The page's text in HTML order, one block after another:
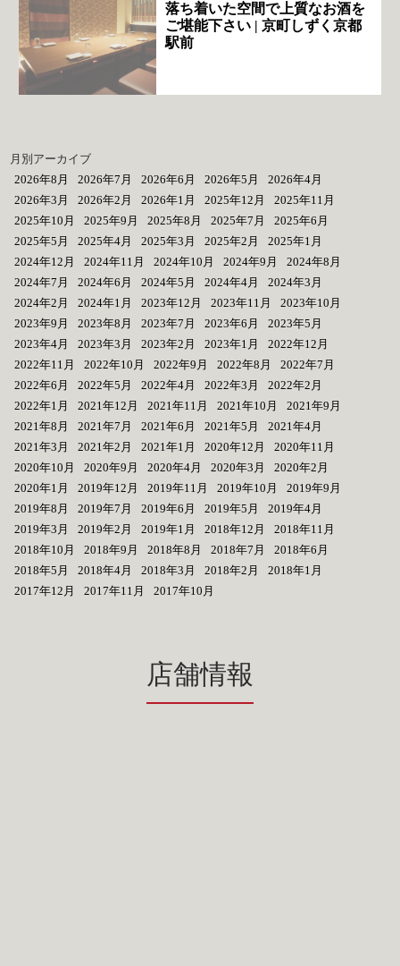
落ち着いた空間で上質なお酒を
ご堪能下さい | 京町しずく京都
駅前
月別アーカイブ
2026年8月
2026年7月 2026年6月 2026年5月
2026年4月
2026年3月
2026年2月 2026年1月 2025年12月
2025年11月
2025年10月
2025年9月 2025年8月 2025年7月
2025年6月
2025年5月
2025年4月 2025年3月 2025年2月
2025年1月
2024年12月
2024年11月 2024年10月 2024年9月
2024年8月
2024年7月
2024年6月 2024年5月 2024年4月
2024年3月
2024年2月
2024年1月 2023年12月 2023年11月
2023年10月
2023年9月
2023年8月 2023年7月 2023年6月
2023年5月
2023年4月
2023年3月 2023年2月 2023年1月
2022年12月
2022年11月
2022年10月 2022年9月 2022年8月
2022年7月
2022年6月
2022年5月 2022年4月 2022年3月
2022年2月
2022年1月
2021年12月 2021年11月 2021年10月
2021年9月
2021年8月
2021年7月 2021年6月 2021年5月
2021年4月
2021年3月
2021年2月 2021年1月 2020年12月
2020年11月
2020年10月
2020年9月 2020年4月 2020年3月
2020年2月
2020年1月
2019年12月 2019年11月 2019年10月
2019年9月
2019年8月
2019年7月 2019年6月 2019年5月
2019年4月
2019年3月
2019年2月 2019年1月 2018年12月
2018年11月
2018年10月
2018年9月 2018年8月 2018年7月
2018年6月
2018年5月
2018年4月 2018年3月 2018年2月
2018年1月
2017年12月
2017年11月 2017年10月
店舗情報